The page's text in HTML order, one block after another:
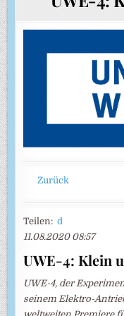
Zurück
Teilen:d
11.08.2020 08:57
UWE-4: Klein
UWE-4, der
seinem Elektro-